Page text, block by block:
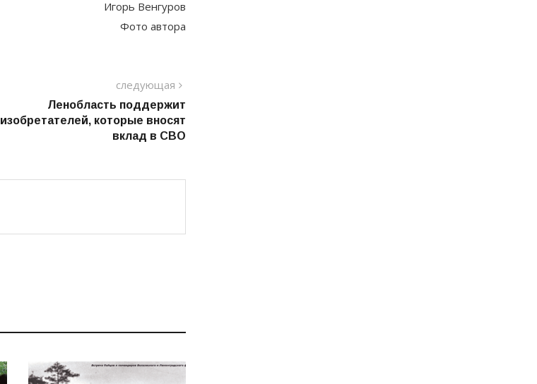
Игорь Венгуров
Фото автора
следующая
Ленобласть поддержит
изобретателей, которые вносят
вклад в СВО